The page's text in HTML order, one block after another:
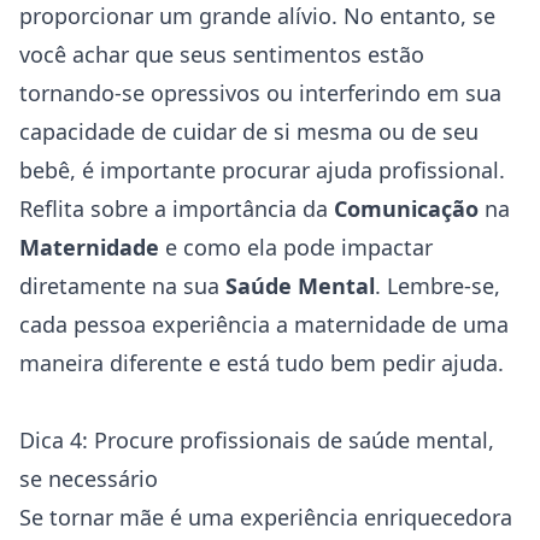
proporcionar um grande alívio. No entanto, se
você achar que seus sentimentos estão
tornando-se opressivos ou interferindo em sua
capacidade de cuidar de si mesma ou de seu
bebê, é importante procurar ajuda profissional.
Reflita sobre a importância da Comunicação na
Maternidade e como ela pode impactar
diretamente na sua Saúde Mental. Lembre-se,
cada pessoa experiência a maternidade de uma
maneira diferente e está tudo bem pedir ajuda.
Dica 4: Procure profissionais de saúde mental,
se necessário
Se tornar mãe é uma experiência enriquecedora